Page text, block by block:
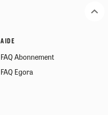
AIDE
FAQ Abonnement
FAQ Egora